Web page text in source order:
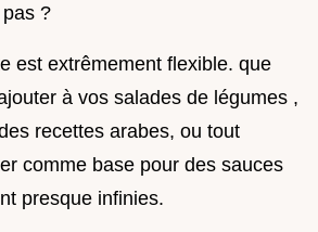
pas ?
est extrêmement flexible. que
à vos salades de légumes ,
recettes arabes, ou tout
comme base pour des sauces
presque infinies.